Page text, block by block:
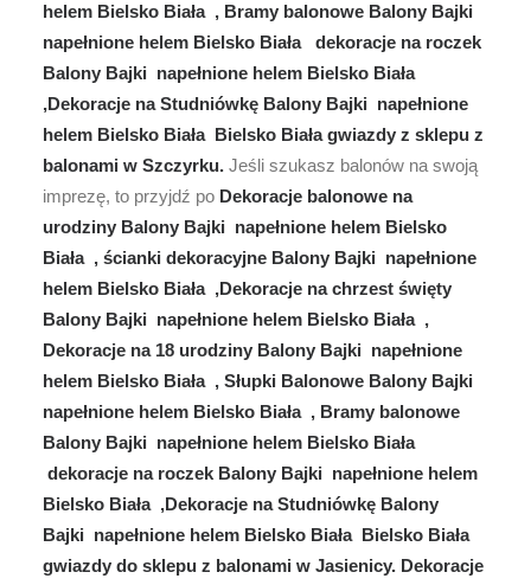
helem Bielsko Biała , Bramy balonowe Balony Bajki
napełnione helem Bielsko Biała dekoracje na roczek
Balony Bajki napełnione helem Bielsko Biała
,Dekoracje na Studniówkę Balony Bajki napełnione
helem Bielsko Biała Bielsko Biała gwiazdy z sklepu z
balonami w Szczyrku. Jeśli szukasz balonów na swoją
imprezę, to przyjdź po Dekoracje balonowe na
urodziny Balony Bajki napełnione helem Bielsko
Biała , ścianki dekoracyjne Balony Bajki napełnione
helem Bielsko Biała ,Dekoracje na chrzest święty
Balony Bajki napełnione helem Bielsko Biała ,
Dekoracje na 18 urodziny Balony Bajki napełnione
helem Bielsko Biała , Słupki Balonowe Balony Bajki
napełnione helem Bielsko Biała , Bramy balonowe
Balony Bajki napełnione helem Bielsko Biała
dekoracje na roczek Balony Bajki napełnione helem
Bielsko Biała ,Dekoracje na Studniówkę Balony
Bajki napełnione helem Bielsko Biała Bielsko Biała
gwiazdy do sklepu z balonami w Jasienicy. Dekoracje